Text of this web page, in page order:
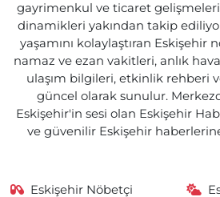
gayrimenkul ve ticaret
dinamikleri yakından takip
yaşamını kolaylaştıran Eskişehir
namaz ve ezan vakitleri, anlık
ulaşım bilgileri, etkinlik rehberi
güncel olarak sunulur.
Eskişehir'in sesi olan Eskişehir
ve güvenilir Eskişehir
Eskişehir Nöbetçi